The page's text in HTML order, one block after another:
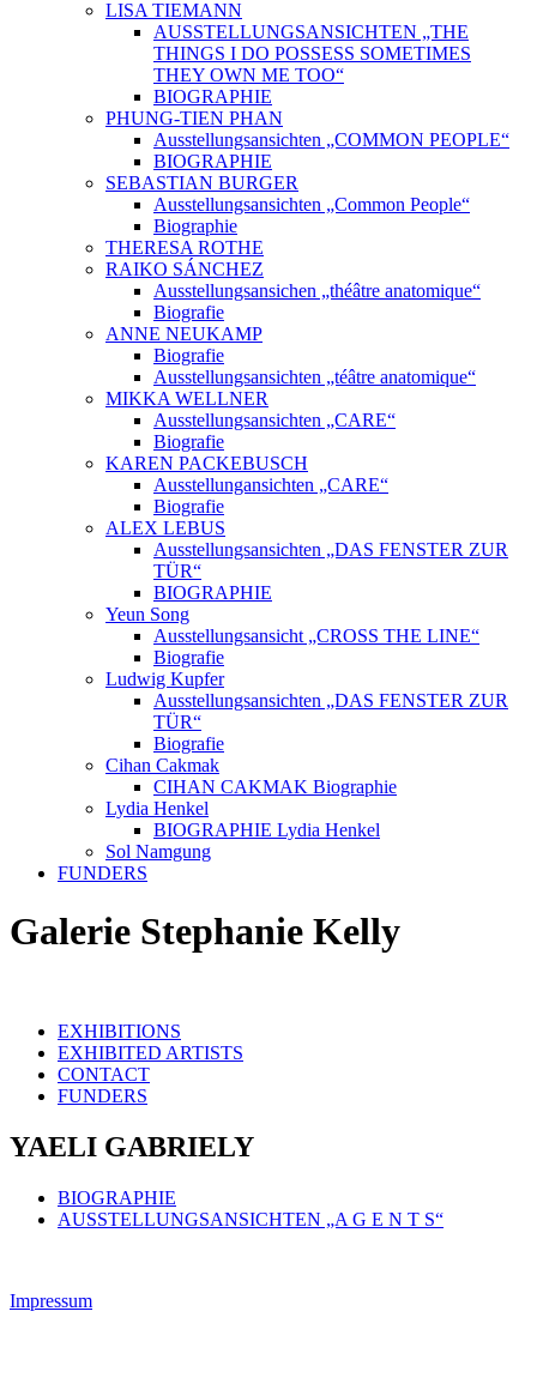
LISA TIEMANN
AUSSTELLUNGSANSICHTEN „THE
THINGS I DO POSSESS SOMETIMES
THEY OWN ME TOO“
BIOGRAPHIE
PHUNG-TIEN PHAN
Ausstellungsansichten „COMMON PEOPLE“
BIOGRAPHIE
SEBASTIAN BURGER
Ausstellungsansichten „Common People“
Biographie
THERESA ROTHE
RAIKO SÁNCHEZ
Ausstellungsansichen „théâtre anatomique“
Biografie
ANNE NEUKAMP
Biografie
Ausstellungsansichten „téâtre anatomique“
MIKKA WELLNER
Ausstellungsansichten „CARE“
Biografie
KAREN PACKEBUSCH
Ausstellungansichten „CARE“
Biografie
ALEX LEBUS
Ausstellungsansichten „DAS FENSTER ZUR
TÜR“
BIOGRAPHIE
Yeun Song
Ausstellungsansicht „CROSS THE LINE“
Biografie
Ludwig Kupfer
Ausstellungsansichten „DAS FENSTER ZUR
TÜR“
Biografie
Cihan Cakmak
CIHAN CAKMAK Biographie
Lydia Henkel
BIOGRAPHIE Lydia Henkel
Sol Namgung
FUNDERS
Galerie Stephanie Kelly
EXHIBITIONS
EXHIBITED ARTISTS
CONTACT
FUNDERS
YAELI GABRIELY
BIOGRAPHIE
AUSSTELLUNGSANSICHTEN „A G E N T S“
Impressum